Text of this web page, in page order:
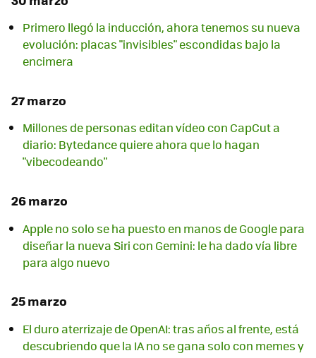
Primero llegó la inducción, ahora tenemos su nueva
evolución: placas "invisibles" escondidas bajo la
encimera
27 marzo
Millones de personas editan vídeo con CapCut a
diario: Bytedance quiere ahora que lo hagan
"vibecodeando"
26 marzo
Apple no solo se ha puesto en manos de Google para
diseñar la nueva Siri con Gemini: le ha dado vía libre
para algo nuevo
25 marzo
El duro aterrizaje de OpenAI: tras años al frente, está
descubriendo que la IA no se gana solo con memes y